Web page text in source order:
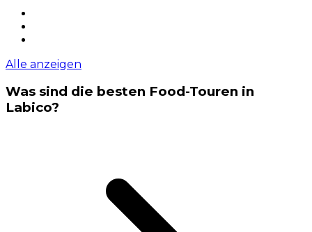
Alle anzeigen
Was sind die besten Food-Touren in
Labico?